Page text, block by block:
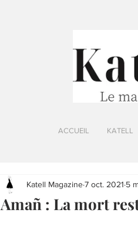
ACCUEIL KATELL
Amañ : La mort
Katell Magazine7 oct. 2021 5